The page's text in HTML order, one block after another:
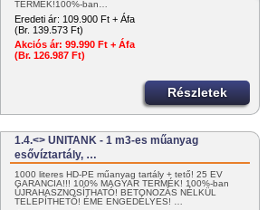
TERMÉK!100%-ban…
Eredeti ár: 109.900 Ft + Áfa
(Br. 139.573 Ft)
Akciós ár: 99.990 Ft + Áfa
(Br. 126.987 Ft)
Részletek
1.4.<> UNITANK - 1 m3-es műanyag
esővíztartály, …
1000 literes HD-PE műanyag tartály + tető! 25 ÉV
GARANCIA!!! 100% MAGYAR TERMÉK! 100%-ban
ÚJRAHASZNOSÍTHATÓ! BETONOZÁS NÉLKÜL
TELEPÍTHETŐ! ÉME ENGEDÉLYES! …